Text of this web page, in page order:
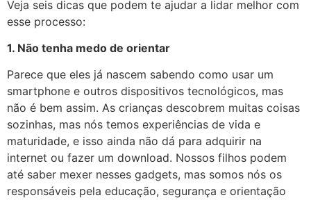
Veja seis dicas que podem te ajudar a lidar melhor com
esse processo:
1. Não tenha medo de orientar
Parece que eles já nascem sabendo como usar um
smartphone e outros dispositivos tecnológicos, mas
não é bem assim. As crianças descobrem muitas coisas
sozinhas, mas nós temos experiências de vida e
maturidade, e isso ainda não dá para adquirir na
internet ou fazer um download. Nossos filhos podem
até saber mexer nesses gadgets, mas somos nós os
responsáveis pela educação, segurança e orientação